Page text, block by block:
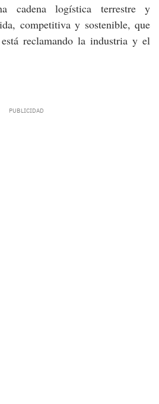
cadena logística terrestre y
competitiva y sostenible, que
reclamando la industria y el